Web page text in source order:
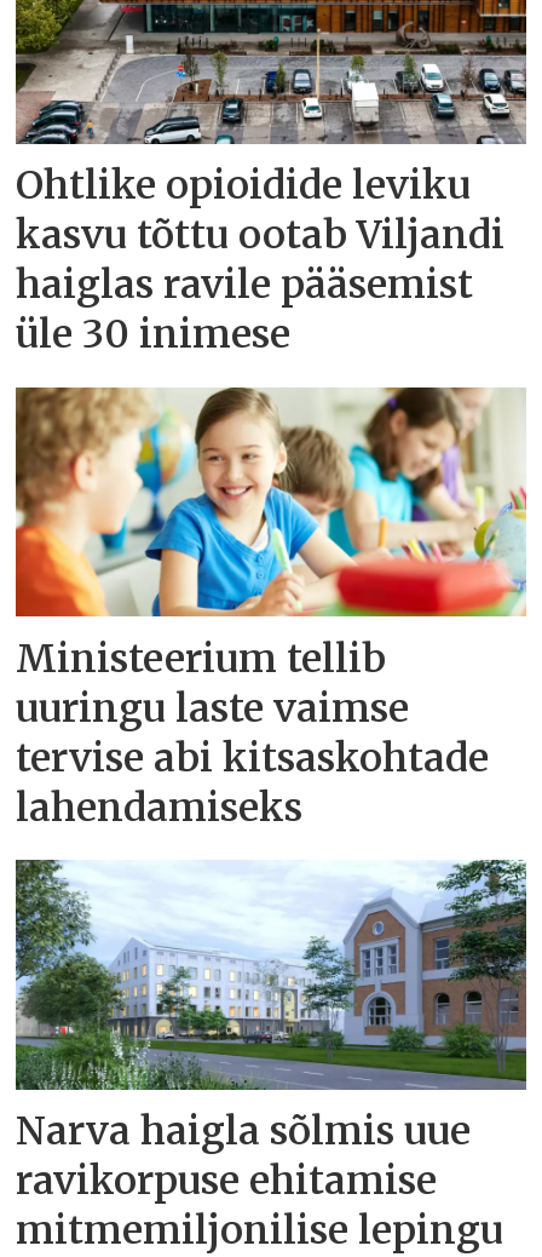
Ohtlike opioidide leviku
kasvu tõttu ootab Viljandi
haiglas ravile pääsemist
üle 30 inimese
Ministeerium tellib
uuringu laste vaimse
tervise abi kitsaskohtade
lahendamiseks
Narva haigla sõlmis uue
ravikorpuse ehitamise
mitmemiljonilise lepingu